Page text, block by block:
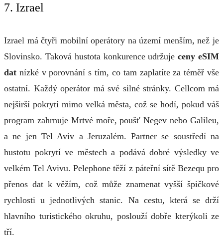
7. Izrael
Izrael má čtyři mobilní operátory na území menším, než je
Slovinsko. Taková hustota konkurence udržujeceny eSIM
dat nízké v porovnání s tím, co tam zaplatíte za téměř vše
ostatní. Každý operátor má své silné stránky. Cellcom má
nejširší pokrytí mimo velká města, což se hodí, pokud váš
program zahrnuje Mrtvé moře, poušť Negev nebo Galileu,
a ne jen Tel Aviv a Jeruzalém. Partner se soustředí na
hustotu pokrytí ve městech a podává dobré výsledky ve
velkém Tel Avivu. Pelephone těží z páteřní sítě Bezequ pro
přenos dat k věžím, což může znamenat vyšší špičkové
rychlosti u jednotlivých stanic. Na cestu, která se drží
hlavního turistického okruhu, poslouží dobře kterýkoli ze
tří.